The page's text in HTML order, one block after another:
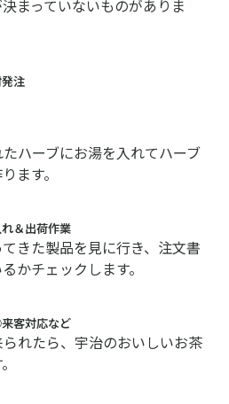
まっていないものがありま
注
ハーブにお湯を⼊れてハーブ
ます。
＆出荷作業
きた製品を⾒に⾏き、注⽂書
かチェックします。
客対応など
れたら、宇治のおいしいお茶